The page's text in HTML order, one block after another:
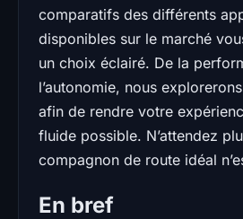
comparatifs des différents
disponibles sur le marché
un choix éclairé. De la
l’autonomie, nous
afin de rendre votre
fluide possible. N’attendez
compagnon de route idéal
En bref